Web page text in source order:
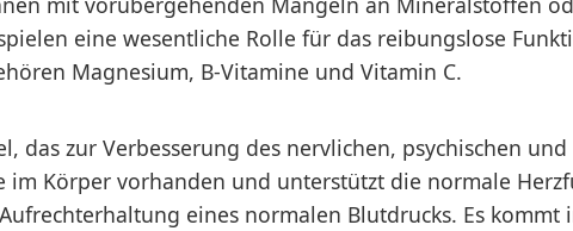
eine wesentliche Rolle für das reibungslose
Magnesium, B-Vitamine und Vitamin C.
das zur Verbesserung des nervlichen, psychischen
im Körper vorhanden und unterstützt die normale
eines normalen Blutdrucks. Es kommt